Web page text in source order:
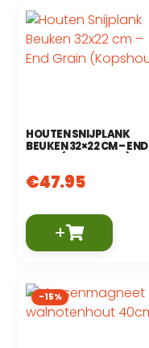
HOUTEN SNIJPLANK
BEUKEN 32×22 CM – END
GRAIN (KOPSHOUT)
€47.95
+
-15%